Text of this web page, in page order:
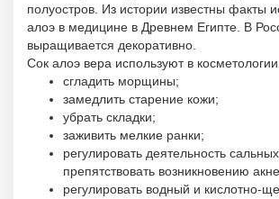
полуостров. Из истории известны факты
алоэ в медицине в Древнем Египте. В
выращивается декоративно.
Сок алоэ вера используют в
сгладить морщины;
замедлить старение кожи;
убрать складки;
заживить мелкие ранки;
регулировать деятельность
препятствовать возникновению
регулировать водный и кислотно-